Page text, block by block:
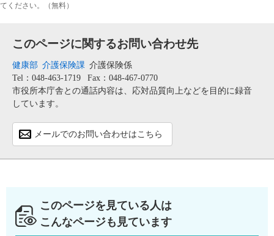
てください。（無料）
このページに関するお問い合わせ先
健康部 介護保険課 介護保険係
Tel：048-463-1719
Fax：048-467-0770
市役所本庁舎との通話内容は、応対品質向上などを目的に録音
しています。
メールでのお問い合わせはこちら
このページを見ている人は
こんなページも見ています